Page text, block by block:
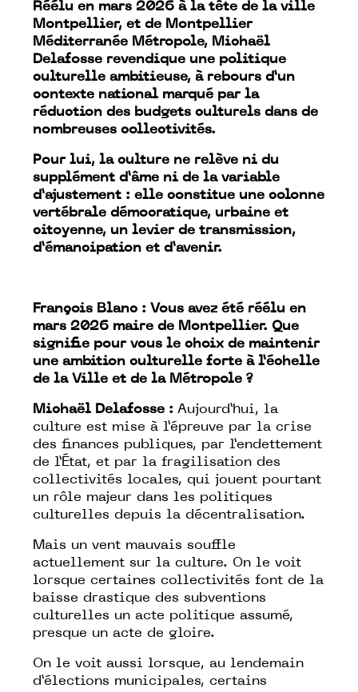
Réélu en mars 2026 à la tête de la ville
Montpellier, et de Montpellier
Méditerranée Métropole, Michaël
Delafosse revendique une politique
culturelle ambitieuse, à rebours d’un
contexte national marqué par la
réduction des budgets culturels dans de
nombreuses collectivités.
Pour lui, la culture ne relève ni du
supplément d’âme ni de la variable
d’ajustement : elle constitue une colonne
vertébrale démocratique, urbaine et
citoyenne, un levier de transmission,
d’émancipation et d’avenir.
François Blanc : Vous avez été réélu en
mars 2026 maire de Montpellier. Que
signifie pour vous le choix de maintenir
une ambition culturelle forte à l’échelle
de la Ville et de la Métropole ?
Michaël Delafosse : Aujourd’hui, la
culture est mise à l’épreuve par la crise
des finances publiques, par l’endettement
de l’État, et par la fragilisation des
collectivités locales, qui jouent pourtant
un rôle majeur dans les politiques
culturelles depuis la décentralisation.
Mais un vent mauvais souffle
actuellement sur la culture. On le voit
lorsque certaines collectivités font de la
baisse drastique des subventions
culturelles un acte politique assumé,
presque un acte de gloire.
On le voit aussi lorsque, au lendemain
d’élections municipales, certains